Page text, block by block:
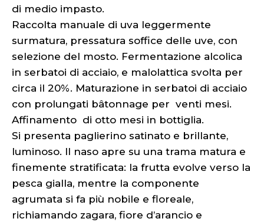
di medio impasto.
Raccolta manuale di uva leggermente
surmatura, pressatura soffice delle uve, con
selezione del mosto. Fermentazione alcolica
in serbatoi di acciaio, e malolattica svolta per
circa il 20%. Maturazione in serbatoi di acciaio
con prolungati bâtonnage per venti mesi.
Affinamento di otto mesi in bottiglia.
Si presenta paglierino satinato e brillante,
luminoso. Il naso apre su una trama matura e
finemente stratificata: la frutta evolve verso la
pesca gialla, mentre la componente
agrumata si fa più nobile e floreale,
richiamando zagara, fiore d’arancio e